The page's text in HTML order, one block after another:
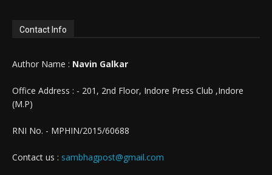
Contact Info
Author Name : Navin Galkar
Office Address : - 201, 2nd Floor, Indore Press Club ,Indore
(M.P)
RNI No. - MPHIN/2015/60688
Contact us : sambhagpost@gmail.com